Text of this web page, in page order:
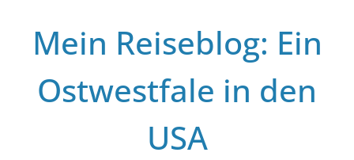
springenMein Reiseblog: Ein
Ostwestfale in den
USA